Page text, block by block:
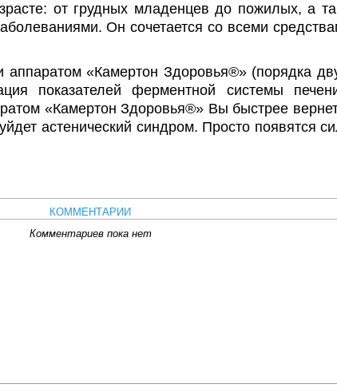
от грудных младенцев до пожилых, а
Он сочетается со всеми
«Камертон Здоровья®» (порядка
показателей ферментной системы
«Камертон Здоровья®» Вы быстрее
астенический синдром. Просто появятся
КОММЕНТАРИИ
Комментариев пока нет